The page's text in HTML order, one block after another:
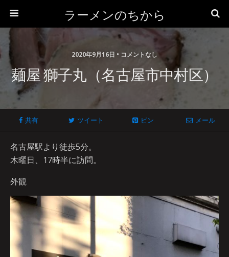
ラーメンのちから
2020年9月16日 • コメントなし
麺屋 獅子丸（名古屋市中村区）
共有 ツイート ピン メール
名古屋駅より徒歩5分。
木曜日、17時半に訪問。
外観